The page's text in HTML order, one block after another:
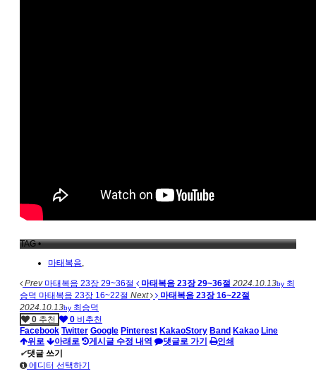
TAG •
마태복음
Prev마태복음 23장 29~36절 마태복음 23장 29~36절 2024.10.13by 최
승덕 마태복음 23장 16~22절 Next
마태복음 23장 16~22절
2024.10.13by 최승덕
0 추천 0 비추천
Facebook Twitter Google Pinterest KakaoStory Band Kakao Line
위로
아래로 게시글 수정 내역 댓글로 가기
인쇄
✔댓글 쓰기
에디터 선택하기